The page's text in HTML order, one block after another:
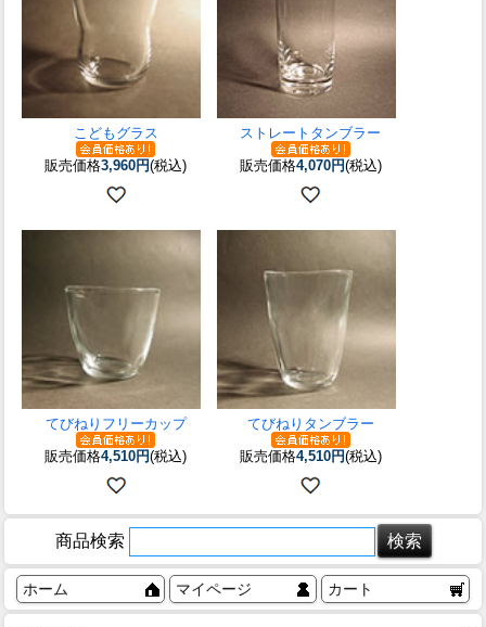
こどもグラス
販売価格3,960円(税込)
ストレートタンブラー
販売価格4,070円(税込)
てびねりフリーカップ
販売価格4,510円(税込)
てびねりタンブラー
販売価格4,510円(税込)
商品検索
ホーム マイページ カート